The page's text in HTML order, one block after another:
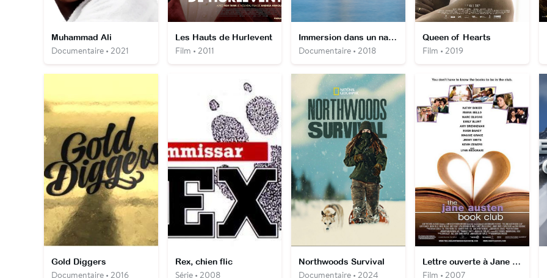
Muhammad Ali
Documentaire • 2021
Les Hauts de Hurlevent
Film • 2011
Immersion dans un navire de guerre
Documentaire • 2018
Queen of Hearts
Film • 2019
Gold Diggers
Documentaire • 2016
Rex, chien flic
Série • 2008
Northwoods Survival
Documentaire • 2024
Lettre ouverte à Jane Austen
Film • 2007